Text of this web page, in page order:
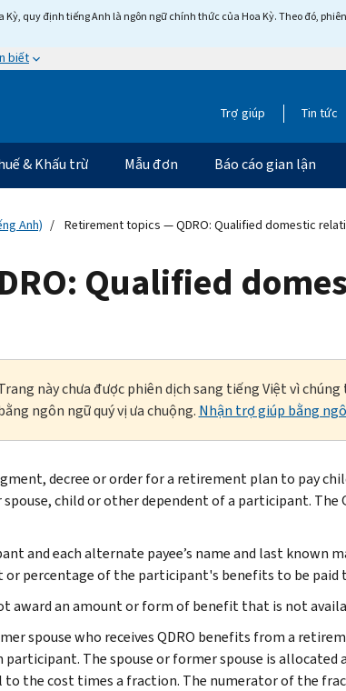
quy định tiếng Anh là ngôn ngữ chính thức của Hoa Kỳ. Theo đó,
biết
Trợ giúp Tin tức
& Khấu trừ Mẫu đơn Báo cáo gian lận
Anh) Retirement topics — QDRO: Qualified domestic
Qualified
này chưa được phiên dịch sang tiếng Việt vì
ngôn ngữ quý vị ưa chuộng. Nhận trợ giúp bằng
decree or order for a retirement plan to pay
spouse, child or other dependent of a participant.
and each alternate payee’s name and last known
or percentage of the participant's benefits to be paid
award an amount or form of benefit that is not
spouse who receives QDRO benefits from a
participant. The spouse or former spouse is
to the cost times a fraction. The numerator of the